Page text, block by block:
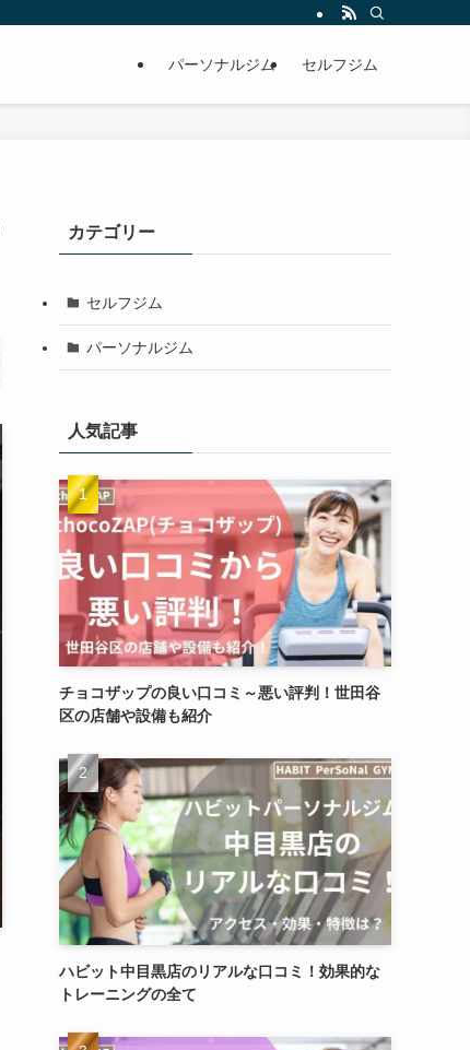
パーソナルジム セルフジム
カテゴリー
セルフジム
パーソナルジム
人気記事
チョコザップの良い口コミ～悪い評判！世田谷
区の店舗や設備も紹介
ハビット中目黒店のリアルな口コミ！効果的な
トレーニングの全て